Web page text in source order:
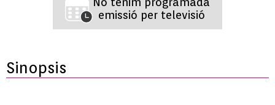
emissió per televisió
Sinopsis